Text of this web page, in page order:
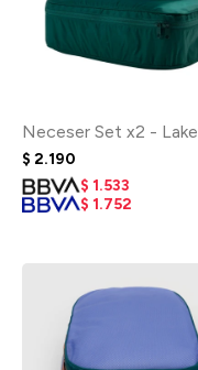
Neceser Set x2 - Lake
$ 2.190
$ 1.533
$ 1.752